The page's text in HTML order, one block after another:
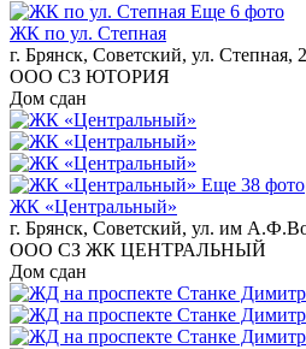
Еще 6 фото
ЖК по ул. Степная
г. Брянск, Советский, ул. Степная,
ООО СЗ ЮТОРИЯ
Дом сдан
Еще 38 фото
ЖК «Центральный»
г. Брянск, Советский, ул. им
ООО СЗ ЖК ЦЕНТРАЛЬНЫЙ
Дом сдан